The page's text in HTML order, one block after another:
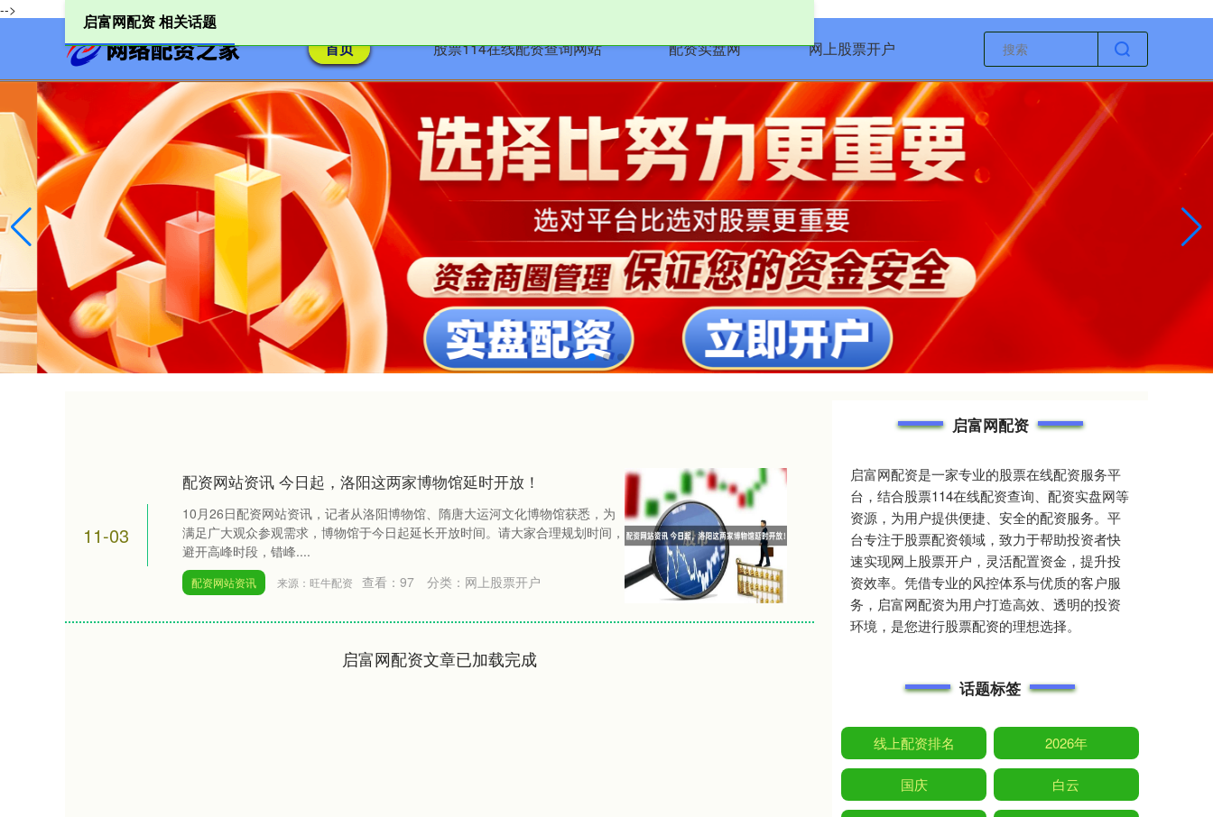
-->
首页 股票114在线配资查询网站 配资实盘网 网上股票开户
启富网配资 相关话题
11-03
配资网站资讯 今日起，洛阳这两家博物馆延时开放！
10月26日配资网站资讯，记者从洛阳博物馆、隋唐大运河文化博物馆获悉，为
满足广大观众参观需求，博物馆于今日起延长开放时间。请大家合理规划时间，
避开高峰时段，错峰....
配资网站资讯 来源：旺牛配资 查看： 97 分类： 网上股票开户
启富网配资文章已加载完成
启富网配资
启富网配资是一家专业的股票在线配资服务平
台，结合股票114在线配资查询、配资实盘网等
资源，为用户提供便捷、安全的配资服务。平
台专注于股票配资领域，致力于帮助投资者快
速实现网上股票开户，灵活配置资金，提升投
资效率。凭借专业的风控体系与优质的客户服
务，启富网配资为用户打造高效、透明的投资
环境，是您进行股票配资的理想选择。
话题标签
线上配资排名 2026年
国庆 白云